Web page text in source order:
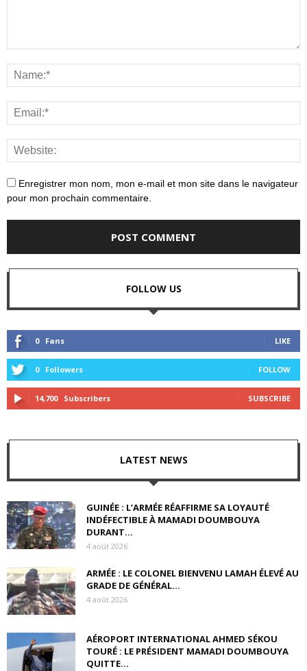
Enregistrer mon nom, mon e-mail et mon site dans le navigateur
pour mon prochain commentaire.
FOLLOW US
0 Fans LIKE
0 Followers FOLLOW
14,700 Subscribers SUBSCRIBE
LATEST NEWS
GUINÉE : L’ARMÉE RÉAFFIRME SA LOYAUTÉ
INDÉFECTIBLE À MAMADI DOUMBOUYA
DURANT...
4 août 2026
ARMÉE : LE COLONEL BIENVENU LAMAH ÉLEVÉ AU
GRADE DE GÉNÉRAL...
4 août 2026
AÉROPORT INTERNATIONAL AHMED SÉKOU
TOURÉ : LE PRÉSIDENT MAMADI DOUMBOUYA
QUITTE...